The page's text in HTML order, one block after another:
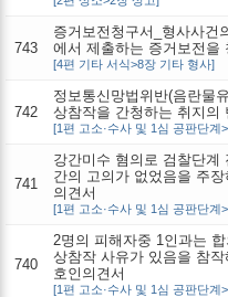
743
증거보전청구서_형사사건
에서 제출하는 증거보전을
[4편 기타 서식>8장 기타 형사]
742
정보통신망법위반(음란물
상참작을 간청하는 취지의
[1편 고소·수사 및 1심 공판단계
741
강간미수 혐의로 검찰단계
간의 고의가 없었음을 주
의견서
[1편 고소·수사 및 1심 공판단계
740
2명의 피해자중 1인과는
상참작 사유가 있음을 참
호인의견서
[1편 고소·수사 및 1심 공판단계